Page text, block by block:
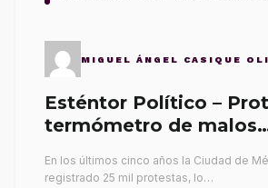
MIGUEL ÁNGEL CASIQUE
Esténtor Político –
termómetro de malos
En los últimos cinco años la Ciudad de
registrado 25 mil protestas, lo…